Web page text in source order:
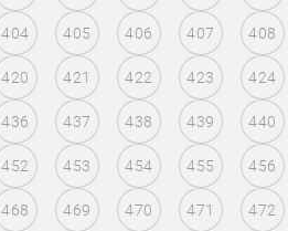
404 405 406 407 408
420 421 422 423 424
436 437 438 439 440
452 453 454 455 456
468 469 470 471 472